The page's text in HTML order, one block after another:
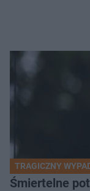
TRAGICZNY
Śmiertelne